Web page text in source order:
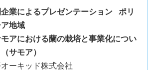
企業によるプレゼンテーション ポリ
地域
モアにおける蘭の栽培と事業化につい
サモア）
ーキッド株式会社